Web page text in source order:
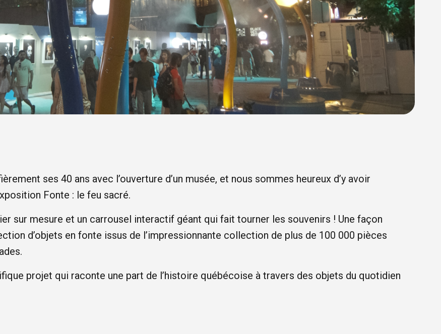
ses 40 ans avec l’ouverture d’un musée, et nous sommes heureux d’y avoir
Fonte : le feu sacré.
sur mesure et un carrousel interactif géant qui fait tourner les souvenirs ! Une façon
d’objets en fonte issus de l’impressionnante collection de plus de 100 000 pièces
projet qui raconte une part de l’histoire québécoise à travers des objets du quotidien